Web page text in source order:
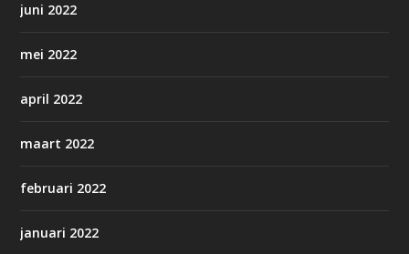
juni 2022
mei 2022
april 2022
maart 2022
februari 2022
januari 2022